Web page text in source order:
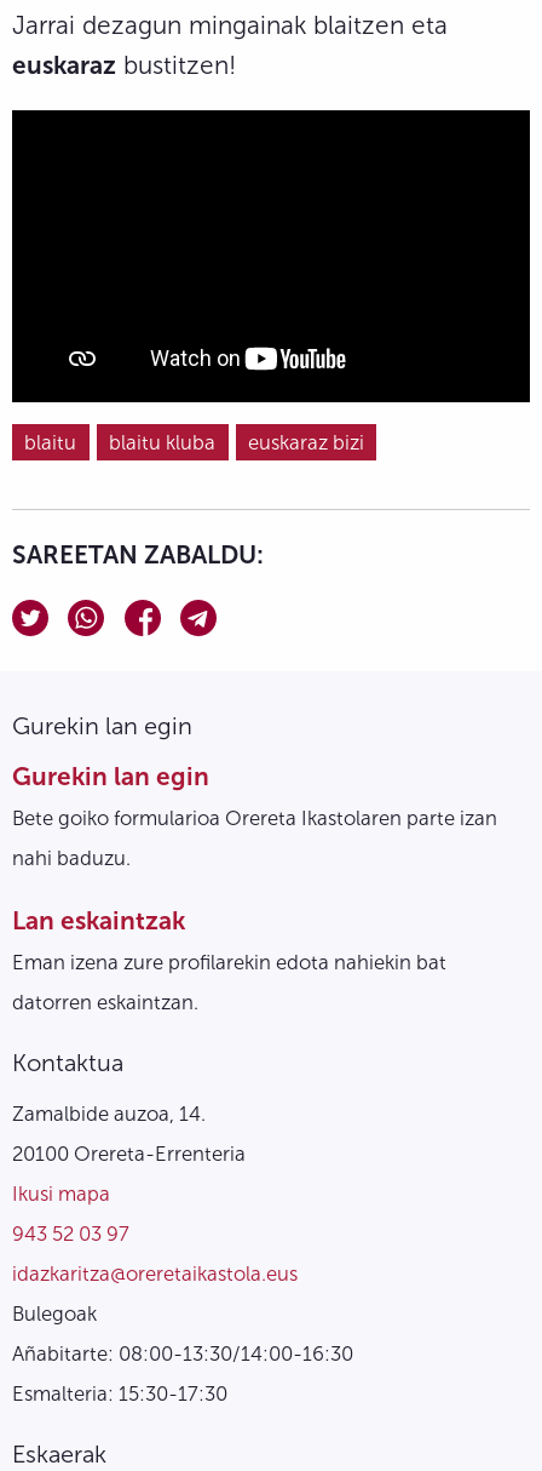
Jarrai dezagun mingainak blaitzen eta
euskaraz bustitzen!
blaitu blaitu kluba euskaraz bizi
SAREETAN ZABALDU:
Gurekin lan egin
Gurekin lan egin
Bete goiko formularioa Orereta Ikastolaren parte izan
nahi baduzu.
Lan eskaintzak
Eman izena zure profilarekin edota nahiekin bat
datorren eskaintzan.
Kontaktua
Zamalbide auzoa, 14.
20100 Orereta-Errenteria
Ikusi mapa
943 52 03 97
idazkaritza@oreretaikastola.eus
Bulegoak
Añabitarte: 08:00-13:30/14:00-16:30
Esmalteria: 15:30-17:30
Eskaerak